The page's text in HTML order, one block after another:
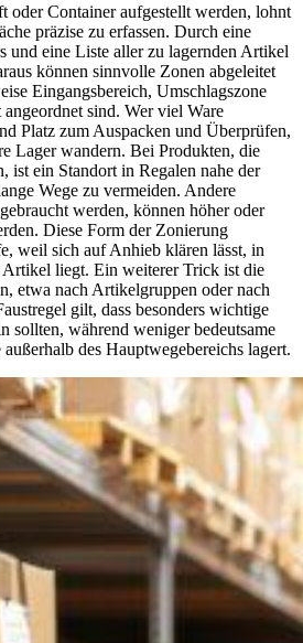
oder Container aufgestellt werden, lohnt
präzise zu erfassen. Durch eine
und eine Liste aller zu lagernden Artikel
können sinnvolle Zonen abgeleitet
Eingangsbereich, Umschlagszone
sind. Wer viel Ware
Platz zum Auspacken und Überprüfen,
Lager wandern. Bei Produkten, die
ist ein Standort in Regalen nahe der
Wege zu vermeiden. Andere
werden, können höher oder
Diese Form der Zonierung
weil sich auf Anhieb klären lässt, in
liegt. Ein weiterer Trick ist die
etwa nach Artikelgruppen oder nach
gilt, dass besonders wichtige
sollten, während weniger bedeutsame
des Hauptwegebereichs lagert.